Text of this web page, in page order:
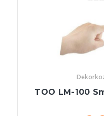
TOO LM-100